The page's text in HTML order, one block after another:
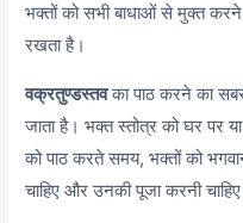
भक्तों को सभी बाधाओं से मुक्त
रखता है।
वक्रतुण्डस्तवका पाठ करने का
जाता है। भक्त स्तोत्र को घर पर
को पाठ करते समय, भक्तों को
चाहिए और उनकी पूजा करनी